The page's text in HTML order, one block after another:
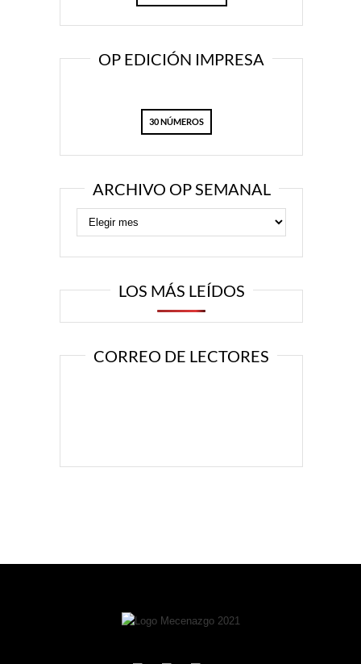
OP EDICIÓN IMPRESA
30 NÚMEROS
ARCHIVO OP SEMANAL
LOS MÁS LEÍDOS
CORREO DE LECTORES